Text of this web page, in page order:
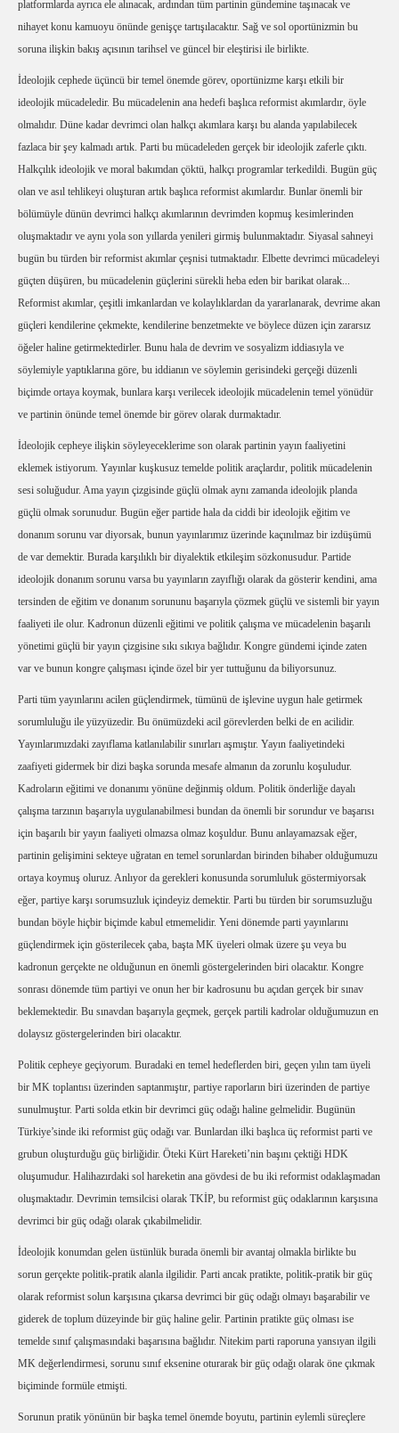
platformlarda ayrıca ele alınacak, ardından tüm partinin gündemine taşınacak ve
nihayet konu kamuoyu önünde genişçe tartışılacaktır. Sağ ve sol oportünizmin bu
soruna ilişkin bakış açısının tarihsel ve güncel bir eleştirisi ile birlikte.
İdeolojik cephede üçüncü bir temel önemde görev, oportünizme karşı etkili bir
ideolojik mücadeledir. Bu mücadelenin ana hedefi başlıca reformist akımlardır, öyle
olmalıdır. Düne kadar devrimci olan halkçı akımlara karşı bu alanda yapılabilecek
fazlaca bir şey kalmadı artık. Parti bu mücadeleden gerçek bir ideolojik zaferle çıktı.
Halkçılık ideolojik ve moral bakımdan çöktü, halkçı programlar terkedildi. Bugün güç
olan ve asıl tehlikeyi oluşturan artık başlıca reformist akımlardır. Bunlar önemli bir
bölümüyle dünün devrimci halkçı akımlarının devrimden kopmuş kesimlerinden
oluşmaktadır ve aynı yola son yıllarda yenileri girmiş bulunmaktadır. Siyasal sahneyi
bugün bu türden bir reformist akımlar çeşnisi tutmaktadır. Elbette devrimci mücadeleyi
güçten düşüren, bu mücadelenin güçlerini sürekli heba eden bir barikat olarak...
Reformist akımlar, çeşitli imkanlardan ve kolaylıklardan da yararlanarak, devrime akan
güçleri kendilerine çekmekte, kendilerine benzetmekte ve böylece düzen için zararsız
öğeler haline getirmektedirler. Bunu hala de devrim ve sosyalizm iddiasıyla ve
söylemiyle yaptıklarına göre, bu iddianın ve söylemin gerisindeki gerçeği düzenli
biçimde ortaya koymak, bunlara karşı verilecek ideolojik mücadelenin temel yönüdür
ve partinin önünde temel önemde bir görev olarak durmaktadır.
İdeolojik cepheye ilişkin söyleyeceklerime son olarak partinin yayın faaliyetini
eklemek istiyorum. Yayınlar kuşkusuz temelde politik araçlardır, politik mücadelenin
sesi soluğudur. Ama yayın çizgisinde güçlü olmak aynı zamanda ideolojik planda
güçlü olmak sorunudur. Bugün eğer partide hala da ciddi bir ideolojik eğitim ve
donanım sorunu var diyorsak, bunun yayınlarımız üzerinde kaçınılmaz bir izdüşümü
de var demektir. Burada karşılıklı bir diyalektik etkileşim sözkonusudur. Partide
ideolojik donanım sorunu varsa bu yayınların zayıflığı olarak da gösterir kendini, ama
tersinden de eğitim ve donanım sorununu başarıyla çözmek güçlü ve sistemli bir yayın
faaliyeti ile olur. Kadronun düzenli eğitimi ve politik çalışma ve mücadelenin başarılı
yönetimi güçlü bir yayın çizgisine sıkı sıkıya bağlıdır. Kongre gündemi içinde zaten
var ve bunun kongre çalışması içinde özel bir yer tuttuğunu da biliyorsunuz.
Parti tüm yayınlarını acilen güçlendirmek, tümünü de işlevine uygun hale getirmek
sorumluluğu ile yüzyüzedir. Bu önümüzdeki acil görevlerden belki de en acilidir.
Yayınlarımızdaki zayıflama katlanılabilir sınırları aşmıştır. Yayın faaliyetindeki
zaafiyeti gidermek bir dizi başka sorunda mesafe almanın da zorunlu koşuludur.
Kadroların eğitimi ve donanımı yönüne değinmiş oldum. Politik önderliğe dayalı
çalışma tarzının başarıyla uygulanabilmesi bundan da önemli bir sorundur ve başarısı
için başarılı bir yayın faaliyeti olmazsa olmaz koşuldur. Bunu anlayamazsak eğer,
partinin gelişimini sekteye uğratan en temel sorunlardan birinden bihaber olduğumuzu
ortaya koymuş oluruz. Anlıyor da gerekleri konusunda sorumluluk göstermiyorsak
eğer, partiye karşı sorumsuzluk içindeyiz demektir. Parti bu türden bir sorumsuzluğu
bundan böyle hiçbir biçimde kabul etmemelidir. Yeni dönemde parti yayınlarını
güçlendirmek için gösterilecek çaba, başta MK üyeleri olmak üzere şu veya bu
kadronun gerçekte ne olduğunun en önemli göstergelerinden biri olacaktır. Kongre
sonrası dönemde tüm partiyi ve onun her bir kadrosunu bu açıdan gerçek bir sınav
beklemektedir. Bu sınavdan başarıyla geçmek, gerçek partili kadrolar olduğumuzun en
dolaysız göstergelerinden biri olacaktır.
Politik cepheye geçiyorum. Buradaki en temel hedeflerden biri, geçen yılın tam üyeli
bir MK toplantısı üzerinden saptanmıştır, partiye raporların biri üzerinden de partiye
sunulmuştur. Parti solda etkin bir devrimci güç odağı haline gelmelidir. Bugünün
Türkiye’sinde iki reformist güç odağı var. Bunlardan ilki başlıca üç reformist parti ve
grubun oluşturduğu güç birliğidir. Öteki Kürt Hareketi’nin başını çektiği HDK
oluşumudur. Halihazırdaki sol hareketin ana gövdesi de bu iki reformist odaklaşmadan
oluşmaktadır. Devrimin temsilcisi olarak TKİP, bu reformist güç odaklarının karşısına
devrimci bir güç odağı olarak çıkabilmelidir.
İdeolojik konumdan gelen üstünlük burada önemli bir avantaj olmakla birlikte bu
sorun gerçekte politik-pratik alanla ilgilidir. Parti ancak pratikte, politik-pratik bir güç
olarak reformist solun karşısına çıkarsa devrimci bir güç odağı olmayı başarabilir ve
giderek de toplum düzeyinde bir güç haline gelir. Partinin pratikte güç olması ise
temelde sınıf çalışmasındaki başarısına bağlıdır. Nitekim parti raporuna yansıyan ilgili
MK değerlendirmesi, sorunu sınıf eksenine oturarak bir güç odağı olarak öne çıkmak
biçiminde formüle etmişti.
Sorunun pratik yönünün bir başka temel önemde boyutu, partinin eylemli süreçlere